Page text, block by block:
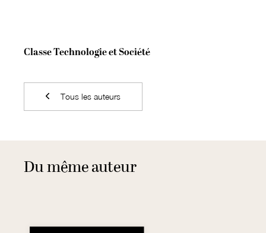
Classe Technologie et Société
Tous les auteurs
Du même auteur